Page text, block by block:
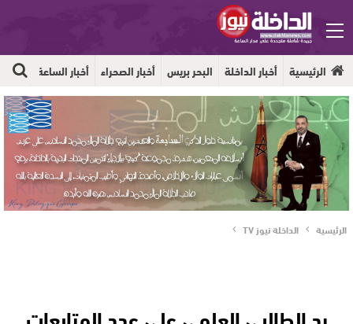
الرئيسية أخبار الداخلة البحر بريس أخبار الصحراء أخبار الساعة
الرئيسية الداخلة نيوز TV